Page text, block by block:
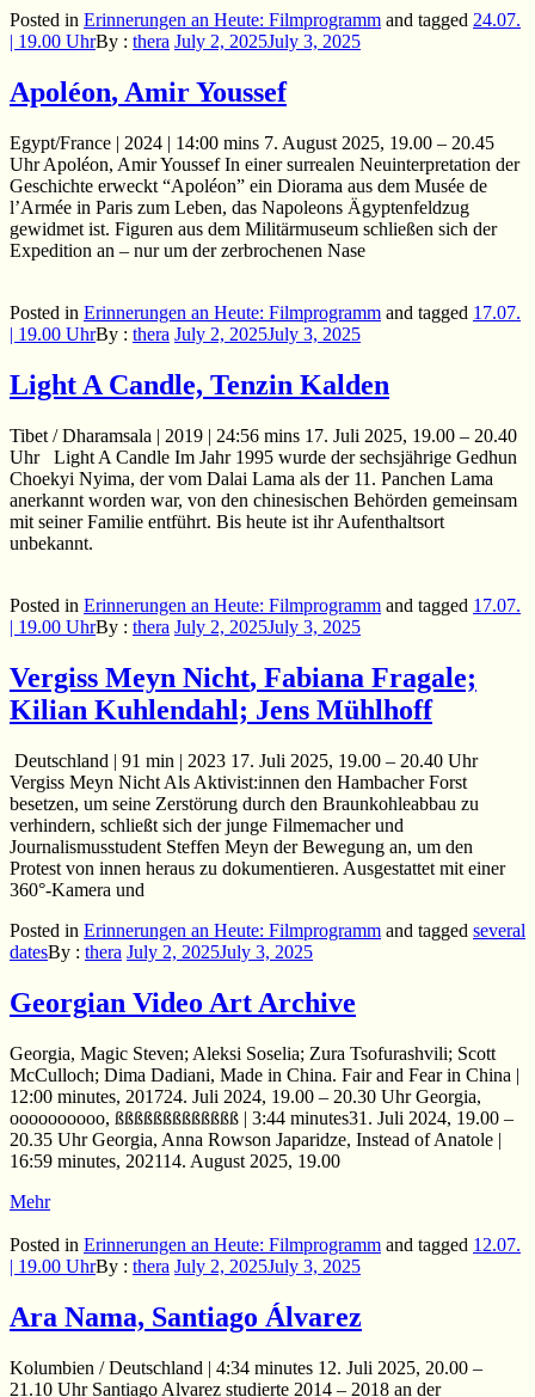
Posted in Erinnerungen an Heute: Filmprogramm and tagged 24.07.
| 19.00 UhrBy : thera July 2, 2025July 3, 2025
Apoléon, Amir Youssef
Egypt/France | 2024 | 14:00 mins 7. August 2025, 19.00 – 20.45
Uhr Apoléon, Amir Youssef In einer surrealen Neuinterpretation der
Geschichte erweckt “Apoléon” ein Diorama aus dem Musée de
l’Armée in Paris zum Leben, das Napoleons Ägyptenfeldzug
gewidmet ist. Figuren aus dem Militärmuseum schließen sich der
Expedition an – nur um der zerbrochenen Nase
Posted in Erinnerungen an Heute: Filmprogramm and tagged 17.07.
| 19.00 UhrBy : thera July 2, 2025July 3, 2025
Light A Candle, Tenzin Kalden
Tibet / Dharamsala | 2019 | 24:56 mins 17. Juli 2025, 19.00 – 20.40
Uhr Light A Candle Im Jahr 1995 wurde der sechsjährige Gedhun
Choekyi Nyima, der vom Dalai Lama als der 11. Panchen Lama
anerkannt worden war, von den chinesischen Behörden gemeinsam
mit seiner Familie entführt. Bis heute ist ihr Aufenthaltsort
unbekannt.
Posted in Erinnerungen an Heute: Filmprogramm and tagged 17.07.
| 19.00 UhrBy : thera July 2, 2025July 3, 2025
Vergiss Meyn Nicht, Fabiana Fragale;
Kilian Kuhlendahl; Jens Mühlhoff
Deutschland | 91 min | 2023 17. Juli 2025, 19.00 – 20.40 Uhr
Vergiss Meyn Nicht Als Aktivist:innen den Hambacher Forst
besetzen, um seine Zerstörung durch den Braunkohleabbau zu
verhindern, schließt sich der junge Filmemacher und
Journalismusstudent Steffen Meyn der Bewegung an, um den
Protest von innen heraus zu dokumentieren. Ausgestattet mit einer
360°-Kamera und
Posted in Erinnerungen an Heute: Filmprogramm and tagged several
datesBy : thera July 2, 2025July 3, 2025
Georgian Video Art Archive
Georgia, Magic Steven; Aleksi Soselia; Zura Tsofurashvili; Scott
McCulloch; Dima Dadiani, Made in China. Fair and Fear in China |
12:00 minutes, 201724. Juli 2024, 19.00 – 20.30 Uhr Georgia,
oooooooooo, ßßßßßßßßßßßßß | 3:44 minutes31. Juli 2024, 19.00 –
20.35 Uhr Georgia, Anna Rowson Japaridze, Instead of Anatole |
16:59 minutes, 202114. August 2025, 19.00
Mehr
Posted in Erinnerungen an Heute: Filmprogramm and tagged 12.07.
| 19.00 UhrBy : thera July 2, 2025July 3, 2025
Ara Nama, Santiago Álvarez
Kolumbien / Deutschland | 4:34 minutes 12. Juli 2025, 20.00 –
21.10 Uhr Santiago Alvarez studierte 2014 – 2018 an der